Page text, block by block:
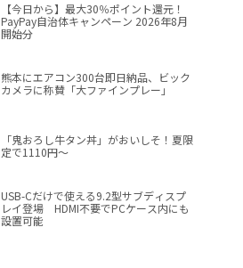
【今日から】最大30％ポイント還元！
PayPay自治体キャンペーン 2026年8月
開始分
熊本にエアコン300台即日納品、ビック
カメラに称賛「大ファインプレー」
「鬼おろし牛タン丼」がおいしそ！夏限
定で1110円～
USB-Cだけで使える9.2型サブディスプ
レイ登場 HDMI不要でPCケース内にも
設置可能